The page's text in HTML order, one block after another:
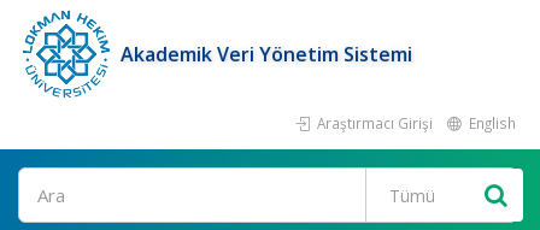
Akademik Veri Yönetim Sistemi
Araştırmacı Girişi English
Ara